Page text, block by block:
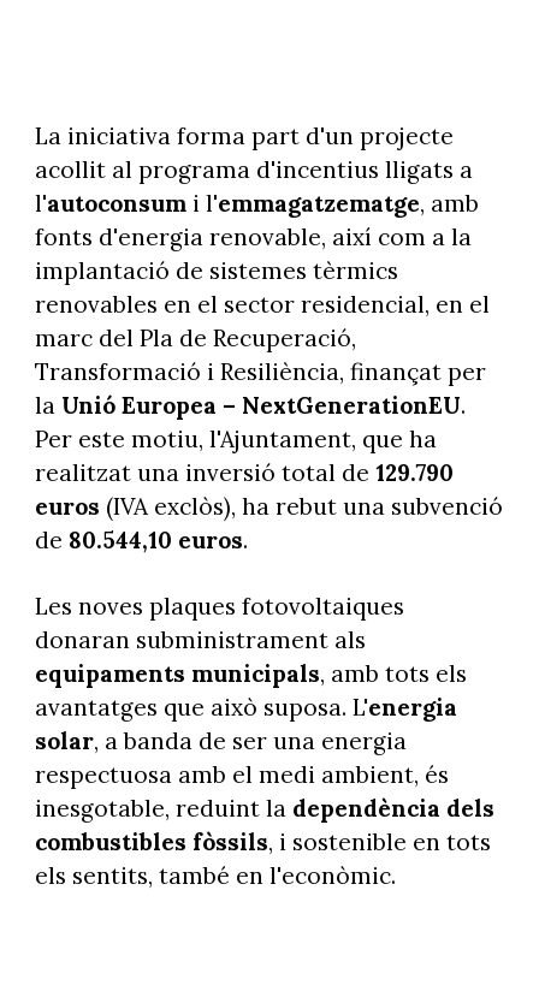
La iniciativa forma part d'un projecte
acollit al programa d'incentius lligats a
l'autoconsumi l'emmagatzematge, amb
fonts d'energia renovable, així com a la
implantació de sistemes tèrmics
renovables en el sector residencial, en el
marc del Pla de Recuperació,
Transformació i Resiliència, finançat per
la Unió Europea – NextGenerationEU.
Per este motiu, l'Ajuntament, que ha
realitzat una inversió total de 129.790
euros (IVA exclòs), ha rebut una subvenció
de 80.544,10 euros.
Les noves plaques fotovoltaiques
donaran subministrament als
equipaments municipals, amb tots els
avantatges que això suposa. L'energia
solar, a banda de ser una energia
respectuosa amb el medi ambient, és
inesgotable, reduint la dependència dels
combustibles fòssils, i sostenible en tots
els sentits, també en l'econòmic.